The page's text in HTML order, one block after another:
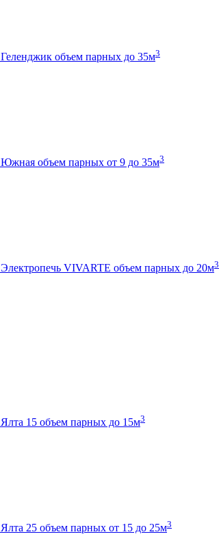
Геленджик объем парных до 35м3
Южная объем парных от 9 до 35м3
Электропечь VIVARTE объем парных до 20м3
Ялта 15 объем парных до 15м3
Ялта 25 объем парных от 15 до 25м3